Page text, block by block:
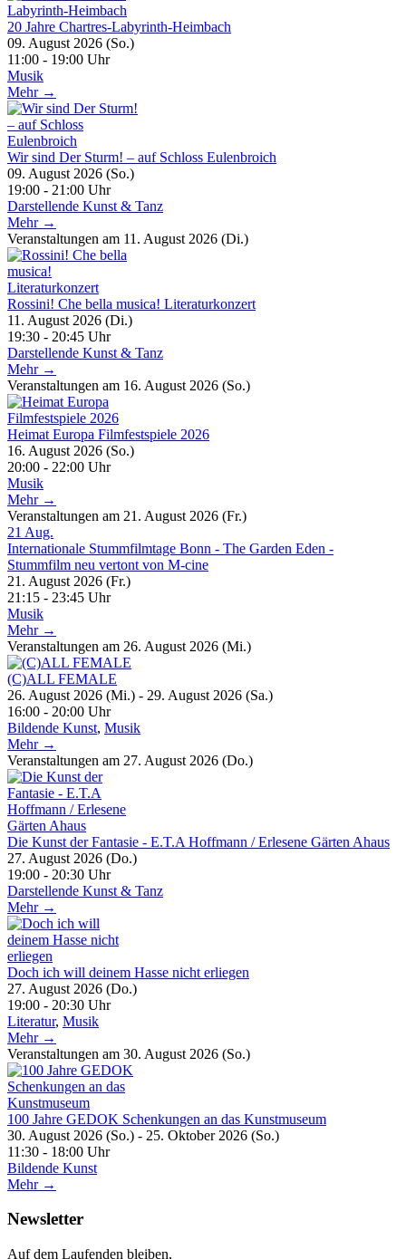
20 Jahre Chartres-Labyrinth-Heimbach
09. August 2026 (So.)
11:00 - 19:00 Uhr
Musik
Mehr →
Wir sind Der Sturm! – auf Schloss Eulenbroich
09. August 2026 (So.)
19:00 - 21:00 Uhr
Darstellende Kunst & Tanz
Mehr →
Veranstaltungen am 11. August 2026 (Di.)
Rossini! Che bella musica! Literaturkonzert
11. August 2026 (Di.)
19:30 - 20:45 Uhr
Darstellende Kunst & Tanz
Mehr →
Veranstaltungen am 16. August 2026 (So.)
Heimat Europa Filmfestspiele 2026
16. August 2026 (So.)
20:00 - 22:00 Uhr
Musik
Mehr →
Veranstaltungen am 21. August 2026 (Fr.)
21 Aug.
Internationale Stummfilmtage Bonn - The Garden Eden -
Stummfilm neu vertont von M-cine
21. August 2026 (Fr.)
21:15 - 23:45 Uhr
Musik
Mehr →
Veranstaltungen am 26. August 2026 (Mi.)
(C)ALL FEMALE
26. August 2026 (Mi.) - 29. August 2026 (Sa.)
16:00 - 20:00 Uhr
Bildende Kunst, Musik
Mehr →
Veranstaltungen am 27. August 2026 (Do.)
Die Kunst der Fantasie - E.T.A Hoffmann / Erlesene Gärten Ahaus
27. August 2026 (Do.)
19:00 - 20:30 Uhr
Darstellende Kunst & Tanz
Mehr →
Doch ich will deinem Hasse nicht erliegen
27. August 2026 (Do.)
19:00 - 20:30 Uhr
Literatur, Musik
Mehr →
Veranstaltungen am 30. August 2026 (So.)
100 Jahre GEDOK Schenkungen an das Kunstmuseum
30. August 2026 (So.) - 25. Oktober 2026 (So.)
11:30 - 18:00 Uhr
Bildende Kunst
Mehr →
Newsletter
Auf dem Laufenden bleiben,